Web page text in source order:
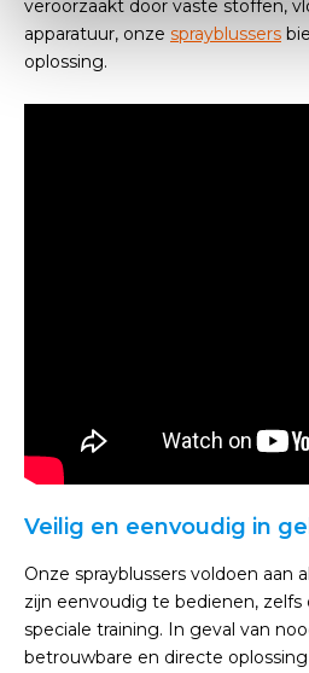
veroorzaakt door vaste stoffen,
apparatuur, onze sprayblussers
oplossing.
Veilig en eenvoudig in
Onze sprayblussers voldoen aan
zijn eenvoudig te bedienen,
speciale training. In geval van
betrouwbare en directe